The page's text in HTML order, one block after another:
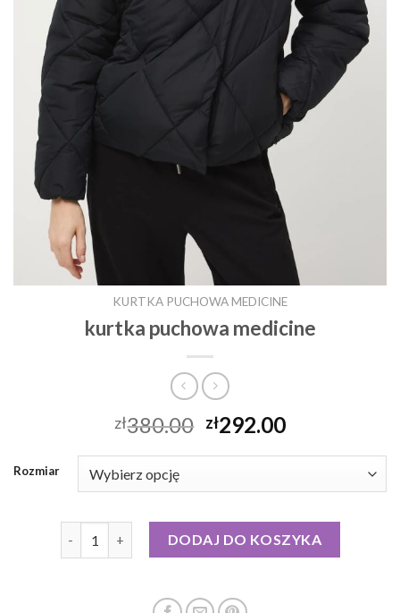
KURTKA PUCHOWA MEDICINE
kurtka puchowa medicine
zł380.00 zł292.00
Rozmiar
ilość kurtka puchowa medicineDODAJ DO KOSZYKA